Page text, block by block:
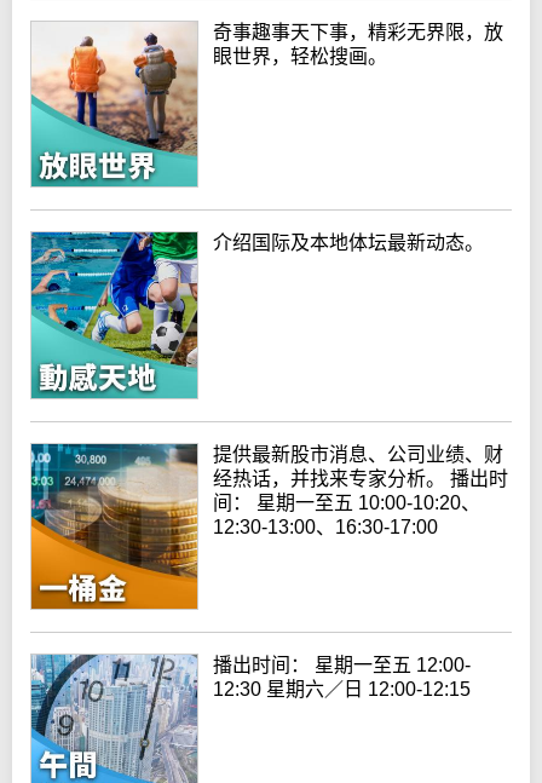
奇事趣事天下事，精彩无界限，放
眼世界，轻松搜画。
介绍国际及本地体坛最新动态。
提供最新股市消息、公司业绩、财
经热话，并找来专家分析。 播出时
间： 星期一至五 10:00-10:20、
12:30-13:00、16:30-17:00
播出时间： 星期一至五 12:00-
12:30 星期六／日 12:00-12:15